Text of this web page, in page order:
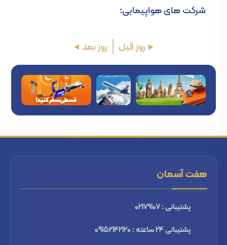
شرکت های هواپیمایی:
روز قبل روز بعد
هفت آسمان
پشتیبانی : 02179107
پشتیبانی 24 ساعته : 09152142120